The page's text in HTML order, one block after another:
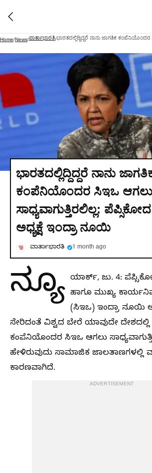
Home/News/ವಾರ್ತಾಭಾರತಿ/
ಭಾರತದಲ್ಲಿದ್ದಿದ್ದರೆ ನಾನು
ಕಂಪೆನಿಯೊಂದರ ಸಿಇಒ ಆಗಲು
ಸಾಧ್ಯವಾಗುತ್ತಿರಲಿಲ್ಲ:
ಅಧ್ಯಕ್ಷೆ ಇಂದ್ರಾ ನೂಯಿ
ವಾರ್ತಾಭಾರತಿ 1 month ago
ನ್ಯೂ ಯಾರ್ಕ್, ಜು. 4:
ಹಾಗೂ ಮುಖ್ಯ
(ಸಿಇಒ) ಇಂದ್ರಾ ನೂಯಿ
ಸೇರಿದಂತೆ ವಿಶ್ವದ ಬೇರೆ ಯಾವುದೇ ದೇಶದಲ್ಲಿ
ಕಂಪೆನಿಯೊಂದರ ಸಿಇಒ ಆಗಲು
ಹೇಳಿರುವುದು ಸಾಮಾಜಿಕ ಜಾಲತಾಣಗಳಲ್ಲಿ
ಕಾರಣವಾಗಿದೆ.
ADVERTISEMENT